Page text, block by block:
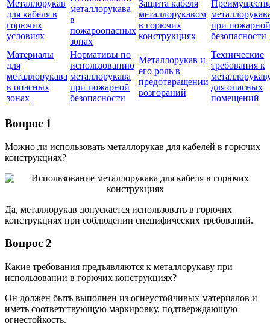
Металлорукав
для кабеля в
горючих
условиях
металлорукава
в
пожароопасных
зонах
Защита кабеля
металлорукавом
в горючих
конструкциях
при пожарной
безопасности
Материалы
для
металлорукава
в опасных
зонах
Нормативы по
использованию
металлорукава
при пожарной
безопасности
Металлорукав и
его роль в
предотвращении
возгораний
Технические
требования к
для опасных
помещений
Вопрос 1
Можно ли использовать металлорукав для кабелей в горючих
конструкциях?
Да, металлорукав допускается использовать в горючих
конструкциях при соблюдении специфических требований.
Вопрос 2
Какие требования предъявляются к металлорукаву при
использовании в горючих конструкциях?
Он должен быть выполнен из огнеустойчивых материалов и
иметь соответствующую маркировку, подтверждающую
огнестойкость.